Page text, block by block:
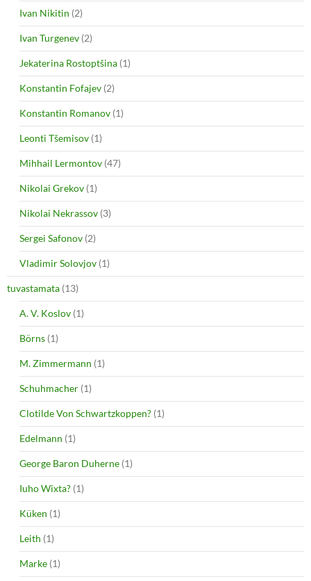
Ivan Nikitin (2)
Ivan Turgenev (2)
Jekaterina Rostoptšina (1)
Konstantin Fofajev (2)
Konstantin Romanov (1)
Leonti Tšemisov (1)
Mihhail Lermontov (47)
Nikolai Grekov (1)
Nikolai Nekrassov (3)
Sergei Safonov (2)
Vladimir Solovjov (1)
tuvastamata (13)
A. V. Koslov (1)
Börns (1)
M. Zimmermann (1)
Schuhmacher (1)
Clotilde Von Schwartzkoppen? (1)
Edelmann (1)
George Baron Duherne (1)
Iuho Wixta? (1)
Küken (1)
Leith (1)
Marke (1)